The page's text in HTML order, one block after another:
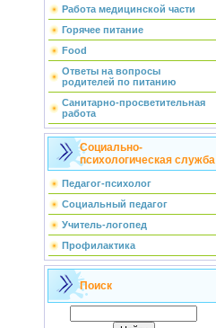
Работа медицинской части
Горячее питание
Food
Ответы на вопросы
родителей по питанию
Санитарно-просветительная
работа
Социально-
психологическая служба
Педагог-психолог
Социальный педагог
Учитель-логопед
Профилактика
Поиск